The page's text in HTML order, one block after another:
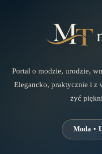
Portal o modzie, urodzie,
Elegancko, praktycznie i
żyć
Moda •